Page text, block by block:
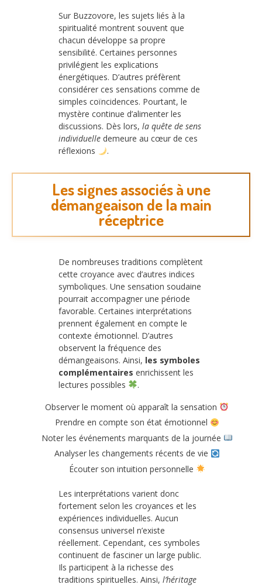
Sur Buzzovore, les sujets liés à la
spiritualité montrent souvent que
chacun développe sa propre
sensibilité. Certaines personnes
privilégient les explications
énergétiques. D’autres préfèrent
considérer ces sensations comme de
simples coïncidences. Pourtant, le
mystère continue d’alimenter les
discussions. Dès lors, la quête de sens
individuelle demeure au cœur de ces
réflexions
.
Les signes associés à une
démangeaison de la main
réceptrice
De nombreuses traditions complètent
cette croyance avec d’autres indices
symboliques. Une sensation soudaine
pourrait accompagner une période
favorable. Certaines interprétations
prennent également en compte le
contexte émotionnel. D’autres
observent la fréquence des
démangeaisons. Ainsi, les symboles
complémentaires enrichissent les
lectures possibles
.
Observer le moment où apparaît la sensation
Prendre en compte son état émotionnel
Noter les événements marquants de la journée
Analyser les changements récents de vie
Écouter son intuition personnelle
Les interprétations varient donc
fortement selon les croyances et les
expériences individuelles. Aucun
consensus universel n’existe
réellement. Cependant, ces symboles
continuent de fasciner un large public.
Ils participent à la richesse des
traditions spirituelles. Ainsi, l’héritage